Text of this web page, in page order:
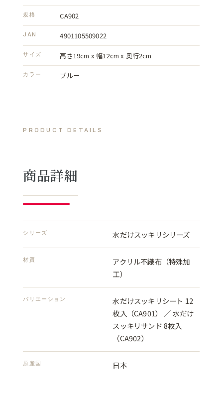
規格 CA902
JAN 4901105509022
サイズ 高さ19cm x 幅12cm x 奥行2cm
カラー ブルー
PRODUCT DETAILS
商品詳細
シリーズ 水だけスッキリシリーズ
材質
アクリル不織布（特殊加
工）
バリエーション
水だけスッキリシート 12
枚入（CA901） ／ 水だけ
スッキリサンド 8枚入
（CA902）
原産国 日本